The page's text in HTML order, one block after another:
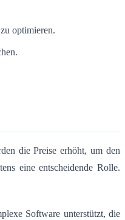
optimieren.
die Preise erhöht, um den
eine entscheidende Rolle.
Software unterstützt, die